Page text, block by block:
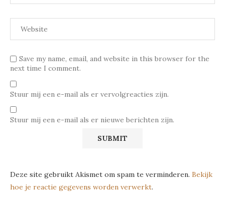
Save my name, email, and website in this browser for the
next time I comment.
Stuur mij een e-mail als er vervolgreacties zijn.
Stuur mij een e-mail als er nieuwe berichten zijn.
Deze site gebruikt Akismet om spam te verminderen. Bekijk
hoe je reactie gegevens worden verwerkt.